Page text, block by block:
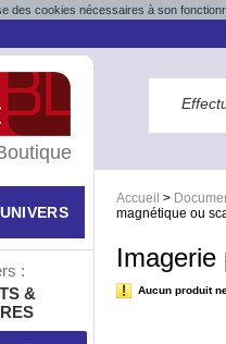
des cookies nécessaires à son
Accueil >
magnétique ou
Imagerie
Aucun produit
:
&